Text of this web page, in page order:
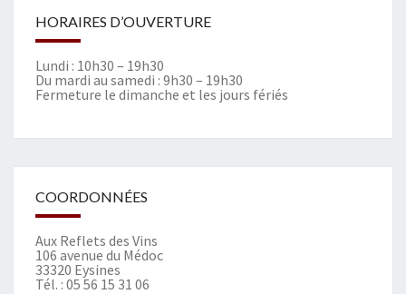
HORAIRES D’OUVERTURE
Lundi : 10h30 – 19h30
Du mardi au samedi : 9h30 – 19h30
Fermeture le dimanche et les jours fériés
COORDONNÉES
Aux Reflets des Vins
106 avenue du Médoc
33320 Eysines
Tél. : 05 56 15 31 06